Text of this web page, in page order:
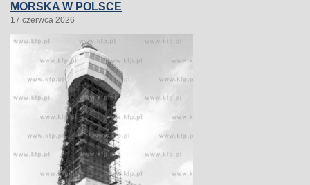
MORSKA W POLSCE
17 czerwca 2026